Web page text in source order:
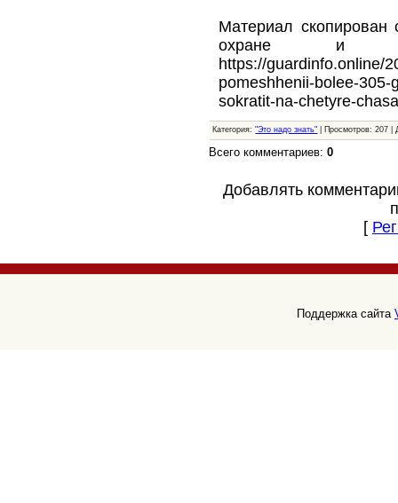
Материал скопирован
охране и
https://guardinfo.online/
pomeshhenii-bolee-
sokratit-na-chetyre-
Категория:"Это надо знать" | Просмотров: 207 |
Всего комментариев:0
Добавлять
[
Поддержка сайта